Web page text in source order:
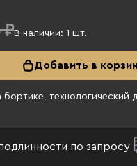
₽В наличии: 1 шт.
Добавить в
бортике,
по запросу